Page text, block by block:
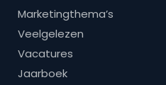
Marketingthema’s
Veelgelezen
Vacatures
Jaarboek